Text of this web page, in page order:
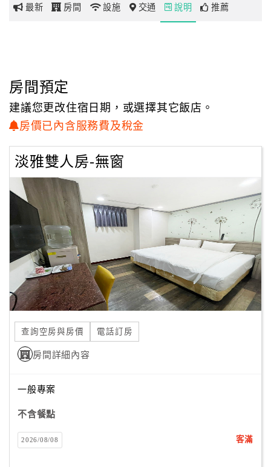
玩
地
圖
顧
務
客
意
度
訂
單
管
理
員
戶
最新 房間 設施 交通 說明 推薦
房間預定
建議您更改住宿日期，或選擇其它飯店。
房價已內含服務費及稅金
淡雅雙人房-無窗
查詢空房與房價 電話訂房
房間詳細內容
一般專案
不含餐點
2026/08/08 客滿